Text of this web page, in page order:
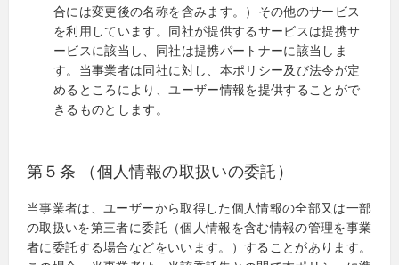
合には変更後の名称を含みます。）その他のサービス
を利用しています。同社が提供するサービスは提携サ
ービスに該当し、同社は提携パートナーに該当しま
す。当事業者は同社に対し、本ポリシー及び法令が定
めるところにより、ユーザー情報を提供することがで
きるものとします。
第５条 （個人情報の取扱いの委託）
当事業者は、ユーザーから取得した個人情報の全部又は一部
の取扱いを第三者に委託（個人情報を含む情報の管理を事業
者に委託する場合などをいいます。）することがあります。